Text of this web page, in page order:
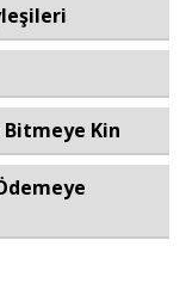
Bitmeye Kin